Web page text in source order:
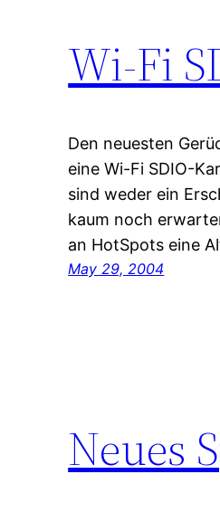
Wi-Fi
Den neuesten
eine Wi-Fi SDIO-
sind weder ein
kaum noch
an HotSpots eine
May 29, 2004
Neues